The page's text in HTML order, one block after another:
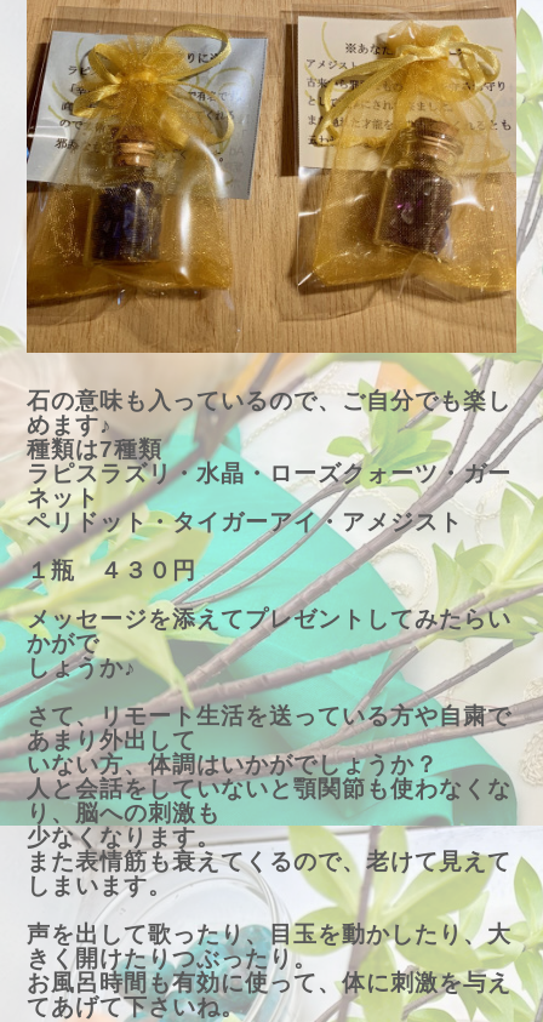
石の意味も入っているので、ご自分でも楽し
めます♪
種類は7種類
ラピスラズリ・水晶・ローズクォーツ・ガー
ネット
ペリドット・タイガーアイ・アメジスト
１瓶 ４３０円
メッセージを添えてプレゼントしてみたらい
かがで
しょうか♪
さて、リモート生活を送っている方や自粛で
あまり外出して
いない方、体調はいかがでしょうか？
人と会話をしていないと顎関節も使わなくな
り、脳への刺激も
少なくなります。
また表情筋も衰えてくるので、老けて見えて
しまいます。
声を出して歌ったり、目玉を動かしたり、大
きく開けたりつぶったり。
お風呂時間も有効に使って、体に刺激を与え
てあげて下さいね。